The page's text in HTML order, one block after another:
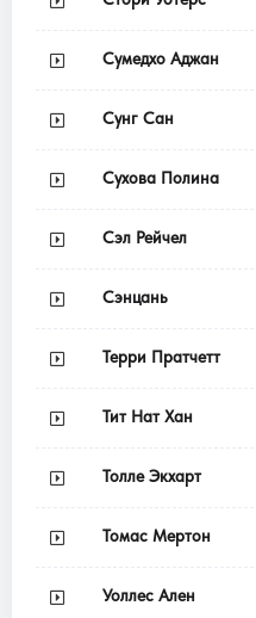
Сумедхо Аджан
Сунг Сан
Сухова Полина
Сэл Рейчел
Сэнцань
Терри Пратчетт
Тит Нат Хан
Толле Экхарт
Томас Мертон
Уоллес Ален